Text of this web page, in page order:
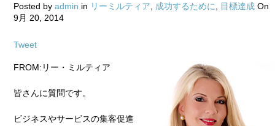
Posted by admin in リーミルティア 成功するために 目標達成 On
9月 20, 2014
Tweet
FROM:リー・ミルティア
皆さんに質問です。
ビジネスやサービスの集客促進